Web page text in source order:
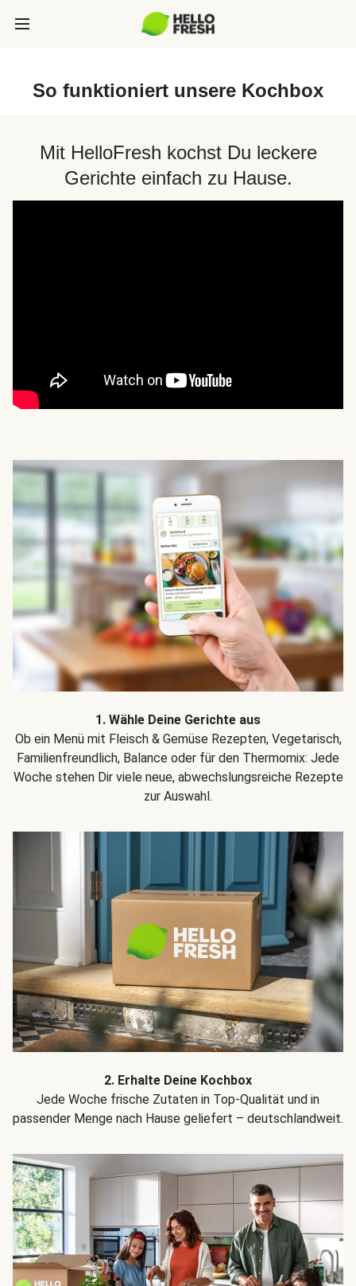
So funktioniert unsere Kochbox
Mit HelloFresh kochst Du leckere
Gerichte einfach zu Hause.
1. Wähle Deine Gerichte aus
Ob ein Menü mit Fleisch & Gemüse Rezepten, Vegetarisch,
Familienfreundlich, Balance oder für den Thermomix: Jede
Woche stehen Dir viele neue, abwechslungsreiche Rezepte
zur Auswahl.
2. Erhalte Deine Kochbox
Jede Woche frische Zutaten in Top-Qualität und in
passender Menge nach Hause geliefert – deutschlandweit.